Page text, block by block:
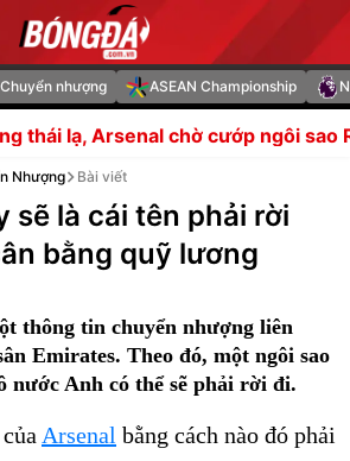
Chuyển nhượng ASEAN Championship
cướp ngôi sao Real Spurs sắp
Nhượng Bài viết
sẽ là cái tên phải rời
bằng quỹ lương
thông tin chuyển nhượng liên
Emirates. Theo đó, một ngôi sao
nước Anh có thể sẽ phải rời đi.
Arsenal bằng cách nào đó phải